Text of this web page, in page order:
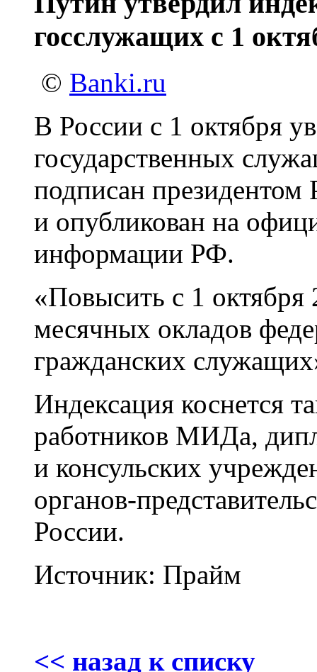
госслужащих с 1
© Banki.ru
В России с 1 октября
государственных
подписан
и опубликован на
информации РФ.
«Повысить с 1 октября
месячных окладов
гражданских
Индексация коснется
работников МИДа,
и консульских
органов-
России.
Источник: Прайм
<< назад к списку